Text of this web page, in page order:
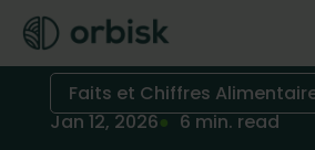
Faits et Chiffres
Jan 12, 2026
6 min. read